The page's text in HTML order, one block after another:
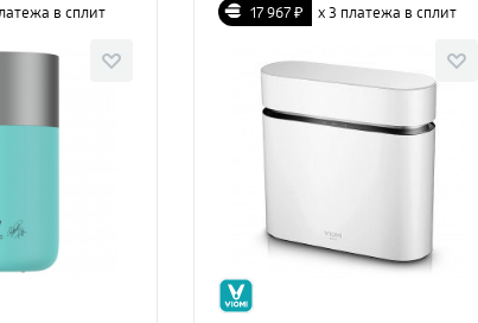
в сплит 17 967 ₽ х 3 платежа в сплит